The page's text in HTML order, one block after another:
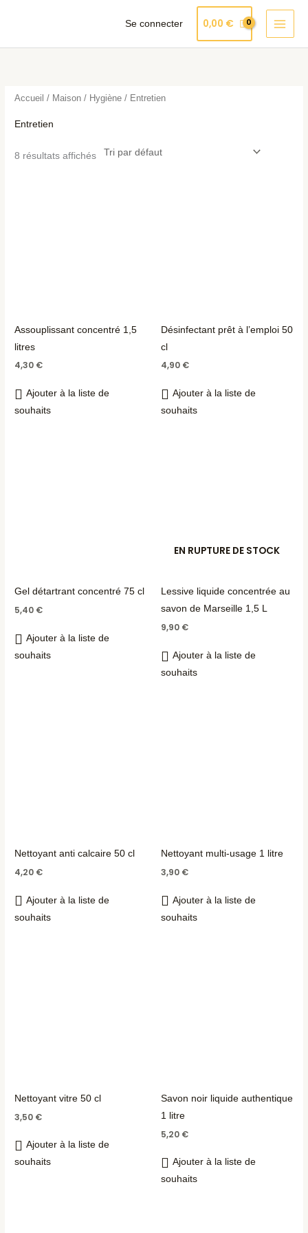
Se connecter 0,00 €
Accueil / Maison / Hygiène / Entretien
Entretien
8 résultats affichés
Assouplissant concentré 1,5
litres
4,30 €
Ajouter à la liste de
souhaits
Désinfectant prêt à l’emploi 50
cl
4,90 €
Ajouter à la liste de
souhaits
Gel détartrant concentré 75 cl
5,40 €
Ajouter à la liste de
souhaits
EN RUPTURE DE STOCK
Lessive liquide concentrée au
savon de Marseille 1,5 L
9,90 €
Ajouter à la liste de
souhaits
Nettoyant anti calcaire 50 cl
4,20 €
Ajouter à la liste de
souhaits
Nettoyant multi-usage 1 litre
3,90 €
Ajouter à la liste de
souhaits
Nettoyant vitre 50 cl
3,50 €
Ajouter à la liste de
souhaits
Savon noir liquide authentique
1 litre
5,20 €
Ajouter à la liste de
souhaits
panier